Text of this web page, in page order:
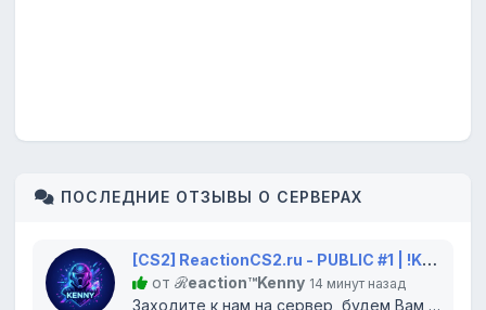
ПОСЛЕДНИЕ ОТЗЫВЫ О СЕРВЕРАХ
[CS2] ReactionCS2.ru - PUBLIC #1 | !KNIFE !SKINS
от ℛeaсtion™Kenny 14 минут назад
Заходите к нам на сервер, будем Вам рады!